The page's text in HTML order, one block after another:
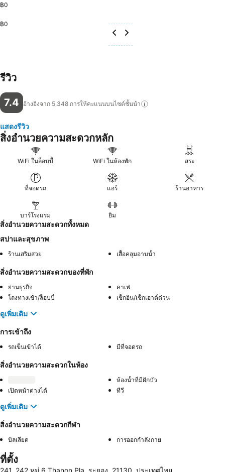
฿0
฿0
รีวิว
7.4 อ้างอิงจาก 5,348 การให้คะแนนบนไซต์ชั้นนำ
แสดงรีวิว
สิ่งอำนวยความสะดวกหลัก
WiFi ในล็อบบี้ WiFi ในห้องพัก สระ
ที่จอดรถ แอร์ ร้านอาหาร
บาร์โรงแรม ยิม
สิ่งอำนวยความสะดวกทั้งหมด
สปาและสุขภาพ
ร้านเสริมสวย เสื้อคลุมอาบน้ำ
สิ่งอำนวยความสะดวกของที่พัก
ย่านธุรกิจ
คาเฟ่
โถงทางเข้า/ล็อบบี้
เช็กอิน/เช็กเอาต์ด่วน
ดูเพิ่มเติม
การเข้าถึง
รถเข็นเข้าได้ มีที่จอดรถ
สิ่งอำนวยความสะดวกในห้อง
ห้องน้ำที่มีฝักบัว
เปิดหน้าต่างได้
ทีวี
ดูเพิ่มเติม
สิ่งอำนวยความสะดวกกีฬา
บิลเลียด การออกกำลังกาย
ที่ตั้ง
241, 242 หมู่ 6 Thanon Pla, ระยอง, 21130, ประเทศไทย